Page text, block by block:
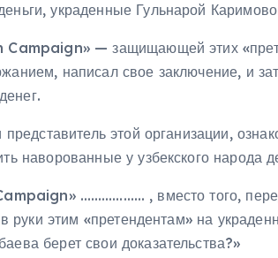
украденные Гульнарой
— защищающей этих
написал свое заключение, и
этой организации,
наворованные у узбекского народа
……………… , вместо того,
руки этим «претендентам» на
берет свои доказательства?»